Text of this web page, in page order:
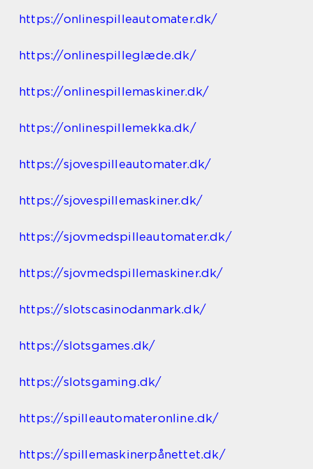
https://onlinespilleautomater.dk/
https://onlinespilleglæde.dk/
https://onlinespillemaskiner.dk/
https://onlinespillemekka.dk/
https://sjovespilleautomater.dk/
https://sjovespillemaskiner.dk/
https://sjovmedspilleautomater.dk/
https://sjovmedspillemaskiner.dk/
https://slotscasinodanmark.dk/
https://slotsgames.dk/
https://slotsgaming.dk/
https://spilleautomateronline.dk/
https://spillemaskinerpånettet.dk/